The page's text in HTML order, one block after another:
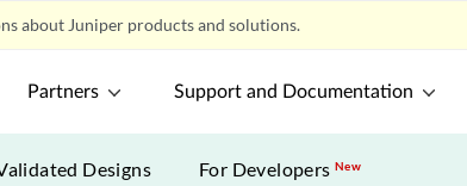
about Juniper products and solutions.
Partners Support and Documentation
Designs For DevelopersNew